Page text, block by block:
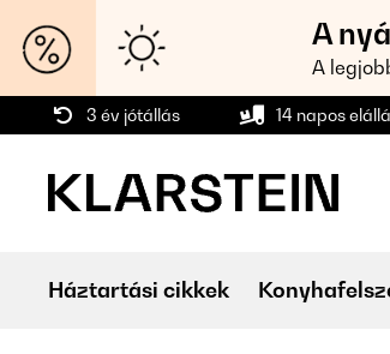
A
A
3 év jótállás 14 napos
Háztartási cikkek